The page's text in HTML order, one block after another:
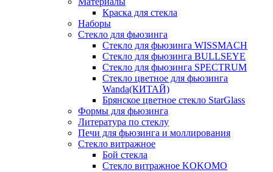
Краска для стекла
Наборы
Стекло для фьюзинга
Стекло для фьюзинга WISSMACH
Стекло для фьюзинга BULLSEYE
Стекло для фьюзинга SPECTRUM
Стекло цветное для фьюзинга
Wanda(КИТАЙ)
Брянское цветное стекло StarGlass
Формы для фьюзинга
Литература по стеклу
Печи для фьюзинга и моллирования
Стекло витражное
Бой стекла
Стекло витражное KOKOMO